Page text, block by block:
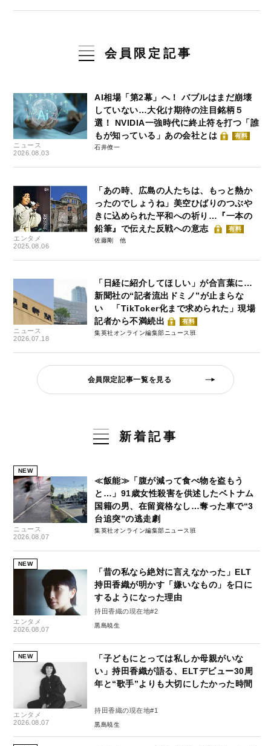
会員限定記事
ニュース
2026.08.03
AI相場「第2幕」へ！ バブルはまだ崩壊
していない…大化け期待の注目銘柄５
選！ NVIDIA一強時代に終止符を打つ「誰
もが知っている」あの会社とは
有料
石井僚一
エンタメ
2025.08.06
「あの時、広島の人たちは、もっと熱か
ったのでしょうね」美空ひばりのつぶや
きに込められた平和への祈り…『一本の
鉛筆』で伝えた反戦への意志
有料
佐藤剛
ニュース
2026.07.18
「日経に紹介してほしい」が合言葉に…
新聞社の“記者流出ドミノ”が止まらな
い 「TikToker化まで求められた」現場
記者から不満続出
有料
集英社オンライン編集部ニュース班
会員限定記事一覧を見る
新着記事
NEW
ニュース
2026.08.07
≪飯能≫「腹が減って食べ物を盗もう
と…」91歳女性殺害を供述したベトナム
国籍の男、在留資格なし…奪った車で“3
台追突”の逃走劇
集英社オンライン編集部ニュース班
NEW
エンタメ
2026.08.07
「昔の私なら絶対に言えなかった」ELT
持田香織が明かす「嫌いなもの」を口に
するようになった理由
持田香織の現在地#2
黒島暁生
NEW
エンタメ
2026.08.07
「子どもにとっては私しか母親がいな
い」持田香織が語る、ELTデビュー30周
年と“歌手”よりも大切にしたかった時間
持田香織の現在地#1
黒島暁生